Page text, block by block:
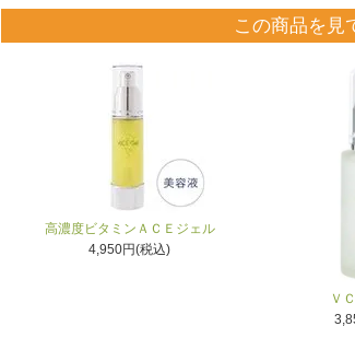
この商品を見
高濃度ビタミンＡＣＥジェル
4,950円(税込)
Ｖ